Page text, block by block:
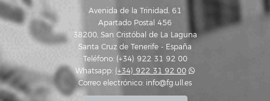
Avenida de la Trinidad, 61
Apartado Postal 456
38200, San Cristóbal de La Laguna
Santa Cruz de Tenerife - España
Teléfono: (+34) 922 31 92 00
Whatsapp: (+34) 922 31 92 00
Correo electrónico: info@fg.ull.es